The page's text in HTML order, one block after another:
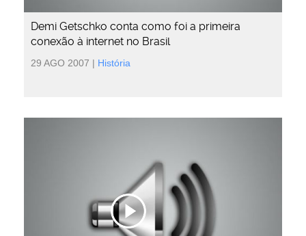
Demi Getschko conta como foi a primeira
conexão à internet no Brasil
29 AGO 2007 | História